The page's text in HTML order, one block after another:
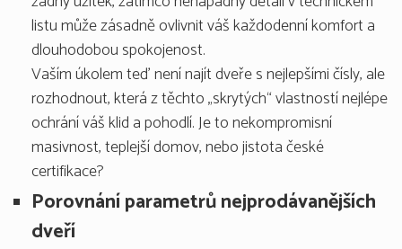
listu může zásadně ovlivnit váš každodenní komfort a
dlouhodobou spokojenost.
Vaším úkolem teď není najít dveře s nejlepšími čísly, ale
rozhodnout, která z těchto „skrytých“ vlastností nejlépe
ochrání váš klid a pohodlí. Je to nekompromisní
masivnost, teplejší domov, nebo jistota české
certifikace?
Porovnání parametrů nejprodávanějších
dveří